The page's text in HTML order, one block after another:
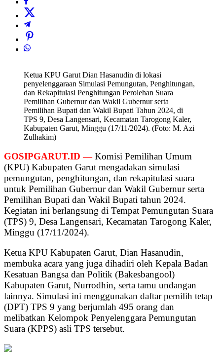
Ketua KPU Garut Dian Hasanudin di lokasi
penyelenggaraan Simulasi Pemungutan, Penghitungan,
dan Rekapitulasi Penghitungan Perolehan Suara
Pemilihan Gubernur dan Wakil Gubernur serta
Pemilihan Bupati dan Wakil Bupati Tahun 2024, di
TPS 9, Desa Langensari, Kecamatan Tarogong Kaler,
Kabupaten Garut, Minggu (17/11/2024). (Foto: M. Azi
Zulhakim)
GOSIPGARUT.ID — Komisi Pemilihan Umum
(KPU) Kabupaten Garut mengadakan simulasi
pemungutan, penghitungan, dan rekapitulasi suara
untuk Pemilihan Gubernur dan Wakil Gubernur serta
Pemilihan Bupati dan Wakil Bupati tahun 2024.
Kegiatan ini berlangsung di Tempat Pemungutan Suara
(TPS) 9, Desa Langensari, Kecamatan Tarogong Kaler,
Minggu (17/11/2024).
Ketua KPU Kabupaten Garut, Dian Hasanudin,
membuka acara yang juga dihadiri oleh Kepala Badan
Kesatuan Bangsa dan Politik (Bakesbangool)
Kabupaten Garut, Nurrodhin, serta tamu undangan
lainnya. Simulasi ini menggunakan daftar pemilih tetap
(DPT) TPS 9 yang berjumlah 495 orang dan
melibatkan Kelompok Penyelenggara Pemungutan
Suara (KPPS) asli TPS tersebut.